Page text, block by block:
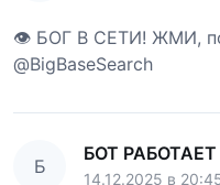
👁 БОГ В СЕТИ! ЖМИ,
@BigBaseSearch
Б
БОТ
14.12.2025 в